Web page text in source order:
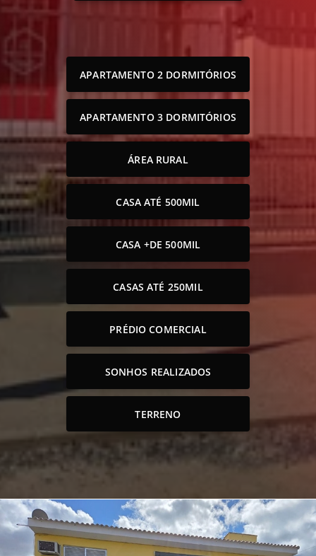
APARTAMENTO 2 DORMITÓRIOS
APARTAMENTO 3 DORMITÓRIOS
ÁREA RURAL
CASA ATÉ 500MIL
CASA +DE 500MIL
CASAS ATÉ 250MIL
PRÉDIO COMERCIAL
SONHOS REALIZADOS
TERRENO